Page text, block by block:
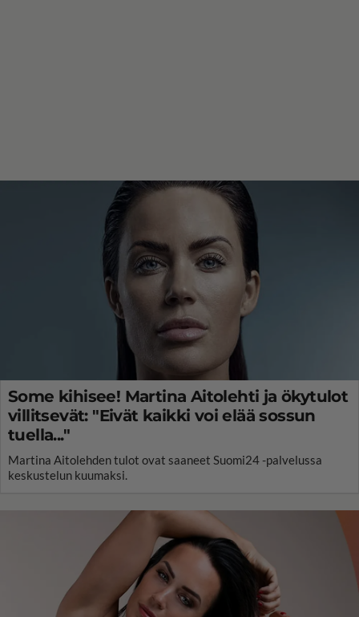
Some kihisee! Martina Aitolehti ja ökytulot
villitsevät: "Eivät kaikki voi elää sossun
tuella..."
Martina Aitolehden tulot ovat saaneet Suomi24 -palvelussa
keskustelun kuumaksi.